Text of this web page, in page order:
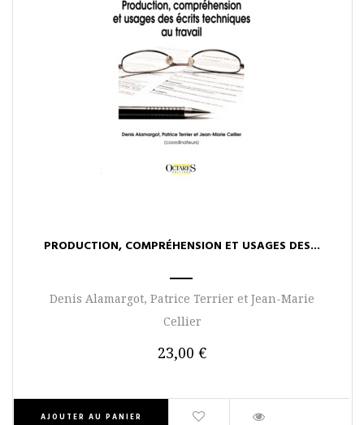
AJOUTER AU PANIER
PRODUCTION, COMPRÉHENSION ET USAGES DES...
Denis Alamargot, Patrice Terrier et Jean-Marie
Cellier
23,00 €